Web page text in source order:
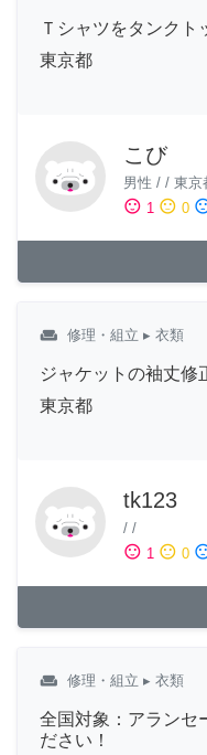
Ｔシャツをタンクト
東京都
こび
男性 / / 東京
sentiment_satisfied 1 sentiment_neutral 0
weekend 修理・組立 ▸ 衣類
ジャケットの袖丈修
東京都
tk123
/ /
sentiment_satisfied 1 sentiment_neutral 0
weekend 修理・組立 ▸ 衣類
全国対象：アランセ
ださい！